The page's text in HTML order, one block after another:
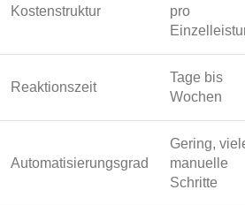
Kostenstruktur
pro
Reaktionszeit
Tage bis
Wochen
Automatisierungsgrad
Gering,
manuelle
Schritte